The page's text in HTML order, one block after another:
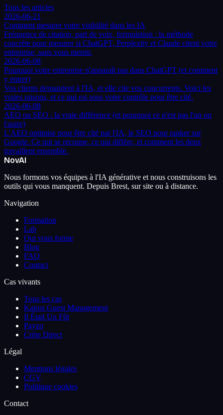
Tous les articles
2026-06-21
Comment mesurer votre visibilité dans les IA
Fréquence de citation, part de voix, formulation : la méthode
concrète pour mesurer si ChatGPT, Perplexity et Claude citent votre
entreprise, sans vous mentir.
2026-06-08
Pourquoi votre entreprise n'apparaît pas dans ChatGPT (et comment
y entrer)
Vos clients demandent à l'IA, et elle cite vos concurrents. Voici les
vraies raisons, et ce qui est sous votre contrôle pour être cité.
2026-06-08
AEO ou SEO : la vraie différence (et pourquoi ce n'est pas l'un ou
l'autre)
L'AEO optimise pour être cité par l'IA, le SEO pour ranker sur
Google. Ce qui se recoupe, ce qui diffère, et comment les deux
travaillent ensemble.
NovAI
Nous formons vos équipes à l'IA générative et nous construisons les
outils qui vous manquent. Depuis Brest, sur site ou à distance.
Navigation
Formation
Lab
Qui vous forme
Blog
FAQ
Contact
Cas vivants
Tous les cas
Kairos Guest Management
Il Était Un Fût
Payzo
Crète Direct
Légal
Mentions légales
CGV
Politique cookies
Contact